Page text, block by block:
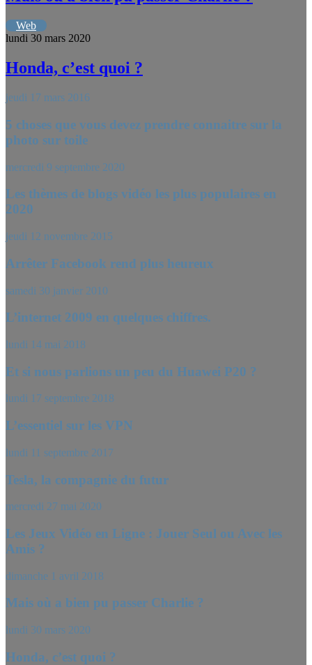
Web
lundi 30 mars 2020
Honda, c’est quoi ?
jeudi 17 mars 2016
5 choses que vous devez prendre connaitre sur la
photo sur toile
mercredi 9 septembre 2020
Les thèmes de blogs vidéo les plus populaires en
2020
jeudi 12 novembre 2015
Arrêter Facebook rend plus heureux
samedi 30 janvier 2010
L’internet 2009 en quelques chiffres.
lundi 14 mai 2018
Et si nous parlions un peu du Huawei P20 ?
lundi 17 septembre 2018
L’essentiel sur les VPN
lundi 11 septembre 2017
Tesla, la compagnie du futur
mercredi 27 mai 2020
Les Jeux Vidéo en Ligne : Jouer Seul ou Avec les
Amis ?
dimanche 1 avril 2018
Mais où a bien pu passer Charlie ?
lundi 30 mars 2020
Honda, c’est quoi ?